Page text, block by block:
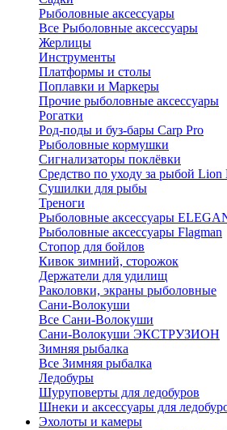
Рыболовные аксессуары
Все Рыболовные аксессуары
Жерлицы
Инструменты
Платформы и столы
Поплавки и Маркеры
Прочие рыболовные аксессуары
Рогатки
Род-поды и буз-бары Carp Pro
Рыболовные кормушки
Сигнализаторы поклёвки
Средство по уходу за рыбой Lion
Сушилки для рыбы
Треноги
Рыболовные аксессуары
Рыболовные аксессуары Flagman
Стопор для бойлов
Кивок зимний, сторожок
Держатели для удилищ
Раколовки, экраны рыболовные
Сани-Волокуши
Все Сани-Волокуши
Сани-Волокуши ЭКСТРУЗИОН
Зимняя рыбалка
Все Зимняя рыбалка
Ледобуры
Шуруповерты для ледобуров
Шнеки и аксессуары для
Эхолоты и камеры